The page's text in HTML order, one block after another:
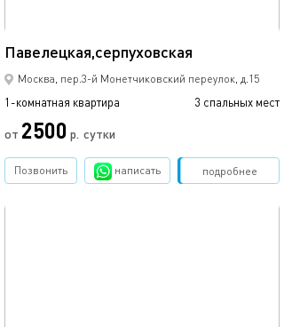
Павелецкая,серпуховская
Москва, пер.3-й Монетчиковский переулок, д.15
1-комнатная квартира 3 спальных мест
от 2500 р. сутки
подробнее
Позвонить написать Забронировать